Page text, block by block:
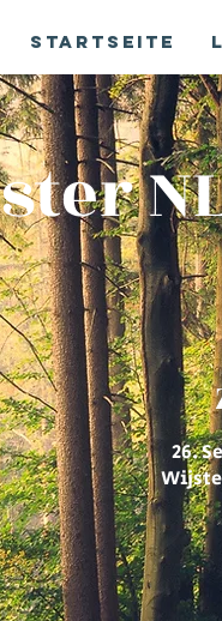
Startseite
26.